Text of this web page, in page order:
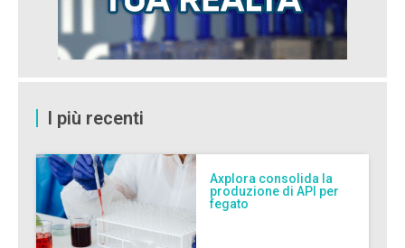
I più recenti
Axplora consolida la
produzione di API per
fegato